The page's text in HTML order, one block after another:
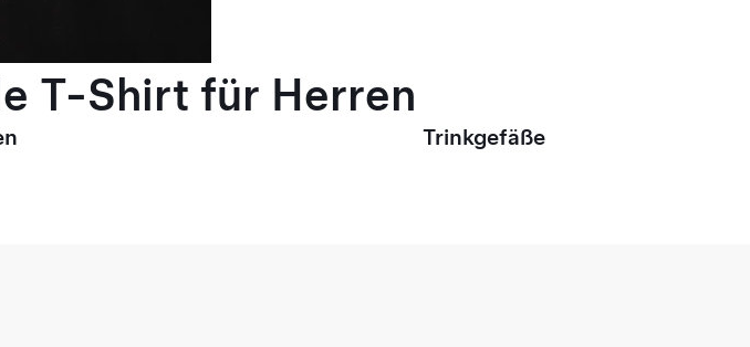
T-Shirt für Herren
Trinkgefäße